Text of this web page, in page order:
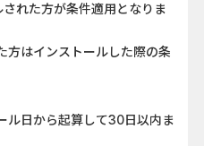
れた方が条件適用となりま
方はインストールした際の条
ル日から起算して30日以内ま